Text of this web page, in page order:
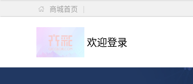
 商城首页 |
欢迎登录